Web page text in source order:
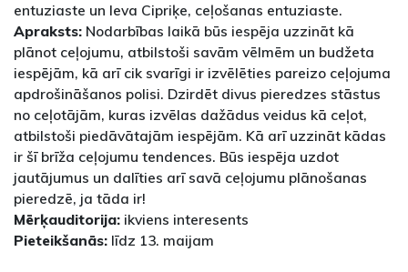
entuziaste un Ieva Cipriķe, ceļošanas entuziaste.
Apraksts: Nodarbības laikā būs iespēja uzzināt kā
plānot ceļojumu, atbilstoši savām vēlmēm un budžeta
iespējām, kā arī cik svarīgi ir izvēlēties pareizo ceļojuma
apdrošināšanos polisi. Dzirdēt divus pieredzes stāstus
no ceļotājām, kuras izvēlas dažādus veidus kā ceļot,
atbilstoši piedāvātajām iespējām. Kā arī uzzināt kādas
ir šī brīža ceļojumu tendences. Būs iespēja uzdot
jautājumus un dalīties arī savā ceļojumu plānošanas
pieredzē, ja tāda ir!
Mērķauditorija: ikviens interesents
Pieteikšanās: līdz 13. maijam